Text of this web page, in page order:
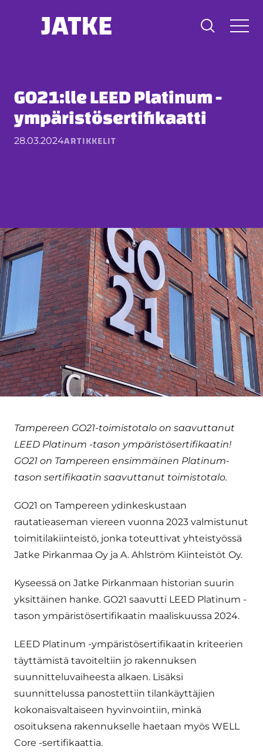
GO21:lle LEED Platinum -
ympäristösertifikaatti
28.03.2024ARTIKKELIT
Tampereen GO21-toimistotalo on saavuttanut
LEED Platinum -tason ympäristösertifikaatin!
GO21 on Tampereen ensimmäinen Platinum-
tason sertifikaatin saavuttanut toimistotalo.
GO21 on Tampereen ydinkeskustaan
rautatieaseman viereen vuonna 2023 valmistunut
toimitilakiinteistö, jonka toteuttivat yhteistyössä
Jatke Pirkanmaa Oy ja A. Ahlström Kiinteistöt Oy.
Kyseessä on Jatke Pirkanmaan historian suurin
yksittäinen hanke. GO21 saavutti LEED Platinum -
tason ympäristösertifikaatin maaliskuussa 2024.
LEED Platinum -ympäristösertifikaatin kriteerien
täyttämistä tavoiteltiin jo rakennuksen
suunnitteluvaiheesta alkaen. Lisäksi
suunnittelussa panostettiin tilankäyttäjien
kokonaisvaltaiseen hyvinvointiin, minkä
osoituksena rakennukselle haetaan myös WELL
Core -sertifikaattia.